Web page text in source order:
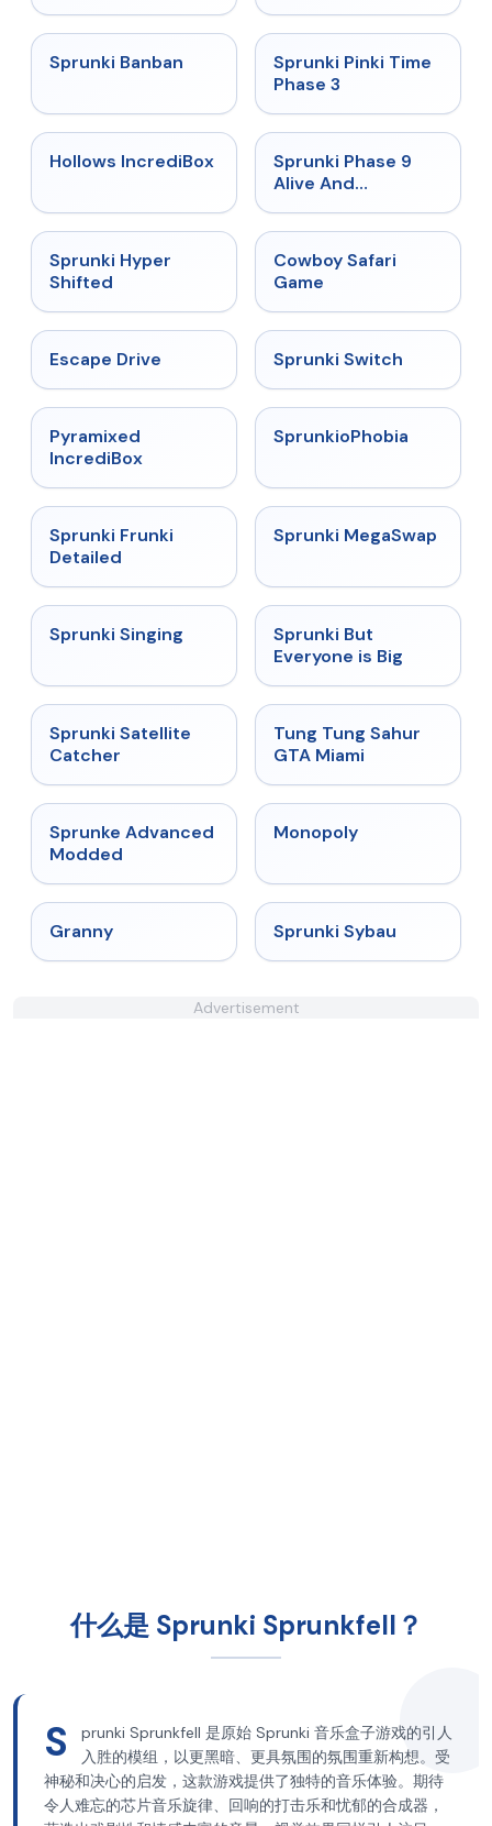
★
Sprunki Banban ★ 4.9
Sprunki Pinki Time
Phase 3
★ 4.3
Hollows IncrediBox ★
Sprunki Phase 9
Alive And
★
Sprunki Hyper
Shifted
Cowboy Safari
Game
Escape Drive ★
Sprunki Switch
Pyramixed
IncrediBox
★
SprunkioPhobia
★
Sprunki Frunki
Detailed
★ 4.5
Sprunki MegaSwap
★
Sprunki Singing
Sprunki But
Everyone is Big
★ 4.4
Sprunki Satellite
Catcher
★ 4.5
Tung Tung Sahur
GTA Miami
★ 4.6
Sprunke Advanced
Modded
Monopoly
Granny Sprunki Sybau
Advertisement
什么是 Sprunki Sprunkfell？
S
prunki Sprunkfell 是原始 Sprunki 音乐盒子游戏的引人
入胜的模组，以更黑暗、更具氛围的氛围重新构想。受
神秘和决心的启发，这款游戏提供了独特的音乐体验。期待
令人难忘的芯片音乐旋律、回响的打击乐和忧郁的合成器，